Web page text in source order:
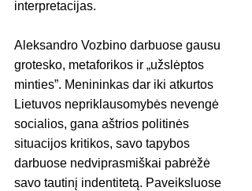
interpretacijas.
Aleksandro Vozbino darbuose gausu
grotesko, metaforikos ir „užslėptos
minties”. Menininkas dar iki atkurtos
Lietuvos nepriklausomybės nevengė
socialios, gana aštrios politinės
situacijos kritikos, savo tapybos
darbuose nedviprasmiškai pabrėžė
savo tautinį indentitetą. Paveiksluose